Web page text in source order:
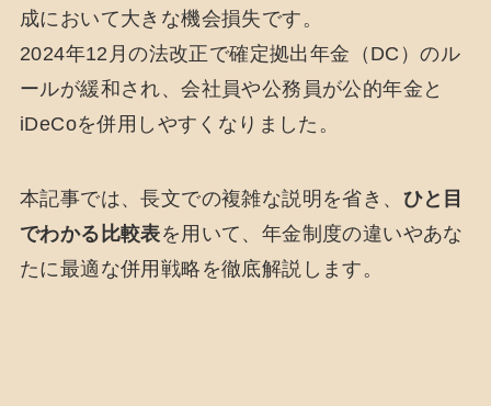
成において大きな機会損失です。
2024年12月の法改正で確定拠出年金（DC）のル
ールが緩和され、会社員や公務員が公的年金と
iDeCoを併用しやすくなりました。
本記事では、長文での複雑な説明を省き、 ひと目
でわかる比較表を用いて、年金制度の違いやあな
たに最適な併用戦略を徹底解説します。